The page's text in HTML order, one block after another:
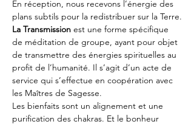
En réception, nous recevons l’énergie des
plans subtils pour la redistribuer sur la Terre.
La Transmission est une forme spécifique
de méditation de groupe, ayant pour objet
de transmettre des énergies spirituelles au
profit de l’humanité. Il s’agit d’un acte de
service qui s’effectue en coopération avec
les Maîtres de Sagesse.
Les bienfaits sont un alignement et une
purification des chakras. Et le bonheur